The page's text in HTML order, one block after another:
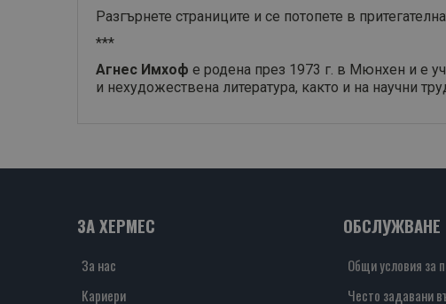
Разгърнете страниците и се потопете в
***
Агнес Имхоф е родена през 1973 г. в Мюнхен и е
и нехудожествена литература, както и на научни
ЗА ХЕРМЕС
За нас
Кариери
ОБСЛУЖВАНЕ
Общи условия за
Често задавани